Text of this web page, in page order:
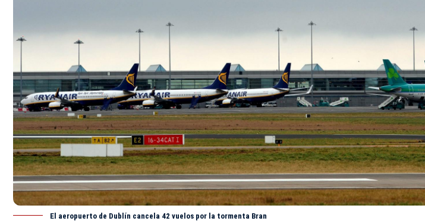
El aeropuerto de Dublín cancela 42 vuelos por la tormenta Bran